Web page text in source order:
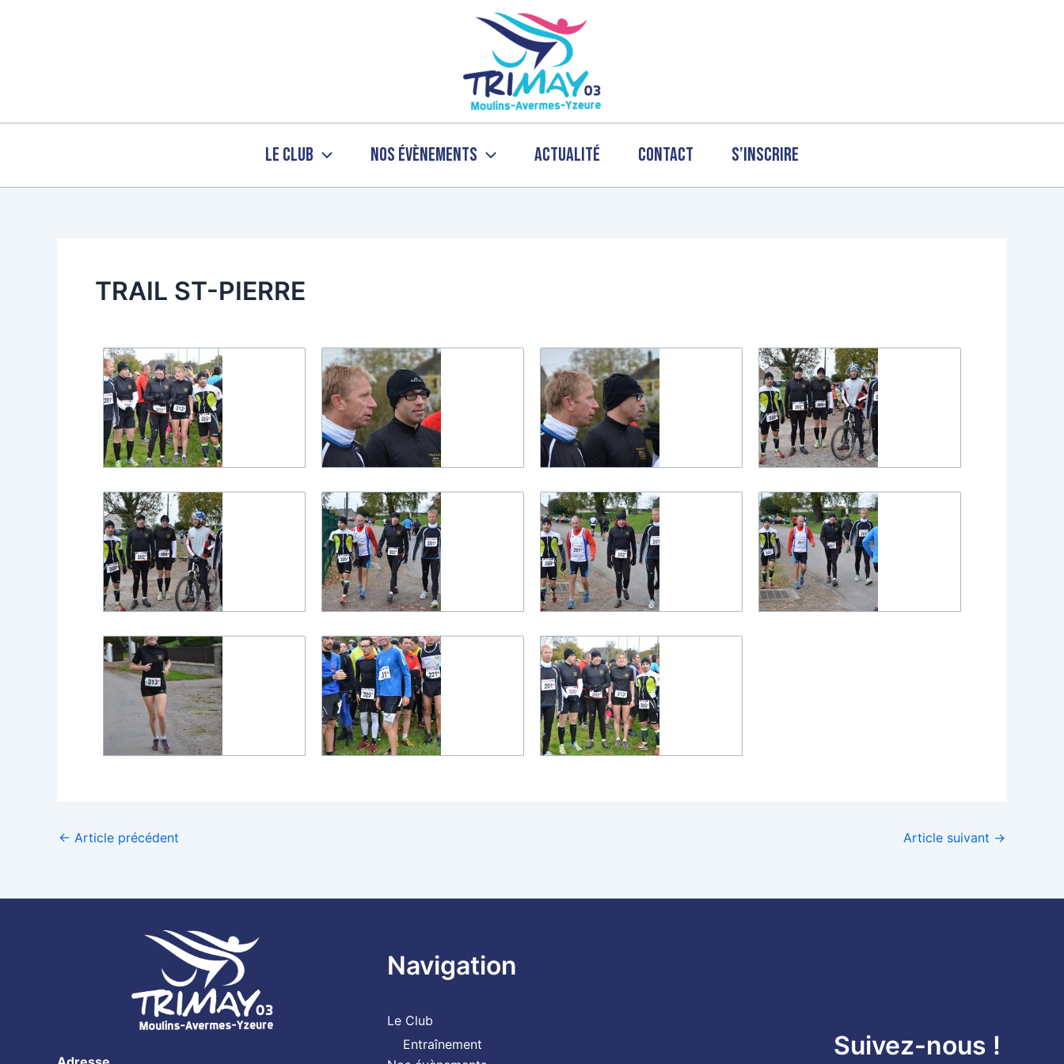
Le Club Nos évènements Actualité Contact S’inscrire
TRAIL ST-PIERRE
← Article précédent Article suivant →
Navigation
Le Club
Entraînement
Suivez-nous !